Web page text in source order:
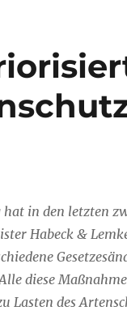
hat in den letzten
Habeck &
diese
Lasten des